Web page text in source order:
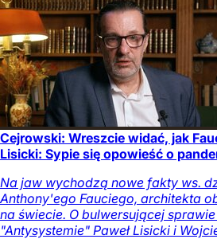
Cejrowski: Wreszcie widać, jak
Lisicki: Sypie się opowieść o
Na jaw wychodzą nowe fakty ws.
Anthony'ego Fauciego, architekta
na świecie. O bulwersującej
"Antysystemie" Paweł Lisicki i